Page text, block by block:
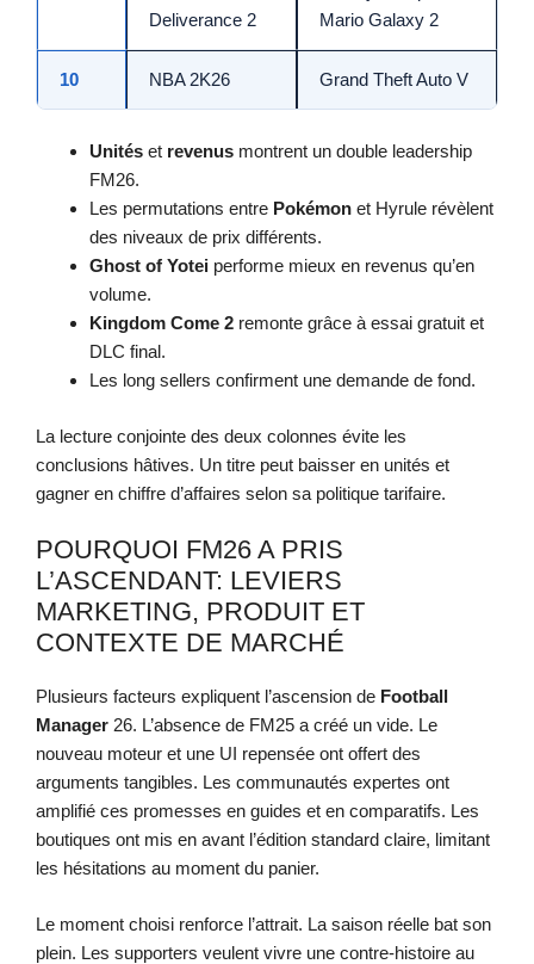
Deliverance 2
Mario Galaxy 2
10 NBA 2K26 Grand Theft Auto V
Unités et revenus montrent un double leadership
FM26.
Les permutations entre Pokémon et Hyrule révèlent
des niveaux de prix différents.
Ghost of Yotei performe mieux en revenus qu’en
volume.
Kingdom Come 2 remonte grâce à essai gratuit et
DLC final.
Les long sellers confirment une demande de fond.
La lecture conjointe des deux colonnes évite les
conclusions hâtives. Un titre peut baisser en unités et
gagner en chiffre d’affaires selon sa politique tarifaire.
POURQUOI FM26 A PRIS
L’ASCENDANT: LEVIERS
MARKETING, PRODUIT ET
CONTEXTE DE MARCHÉ
Plusieurs facteurs expliquent l’ascension de Football
Manager 26. L’absence de FM25 a créé un vide. Le
nouveau moteur et une UI repensée ont offert des
arguments tangibles. Les communautés expertes ont
amplifié ces promesses en guides et en comparatifs. Les
boutiques ont mis en avant l’édition standard claire, limitant
les hésitations au moment du panier.
Le moment choisi renforce l’attrait. La saison réelle bat son
plein. Les supporters veulent vivre une contre-histoire au